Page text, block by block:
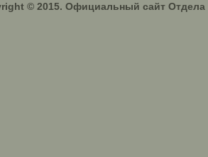
© 2015. Официальный сайт